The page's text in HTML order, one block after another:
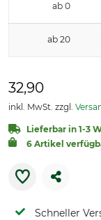
ab 0
ab 20
32,90
inkl. MwSt. zzgl.
Lieferbar in 1-3
6 Artikel
Schneller